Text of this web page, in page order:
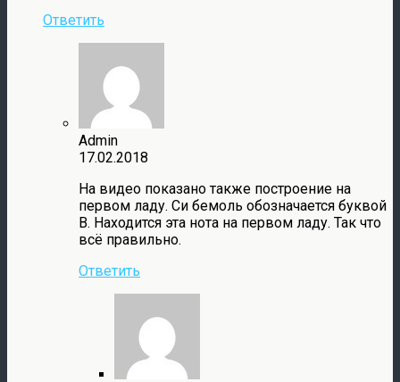
Ответить
Admin
17.02.2018
На видео показано также построение на
первом ладу. Си бемоль обозначается буквой
B. Находится эта нота на первом ладу. Так что
всё правильно.
Ответить